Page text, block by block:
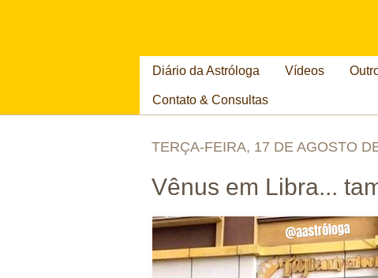
Diário da Astróloga Vídeos
Contato & Consultas
TERÇA-FEIRA, 17 DE AGOSTO
Vênus em Libra...